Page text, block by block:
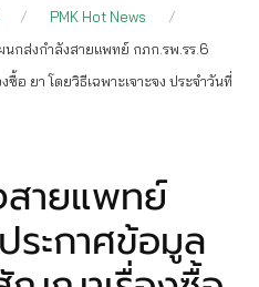
PMK Hot News
นกส่งกำลังสายแพทย์ กภก.รพ.รร.6
ยา โดยวิธีเฉพาะเจาะจง ประจำวันที่
ายแพทย์
ระกาศข้อมูล